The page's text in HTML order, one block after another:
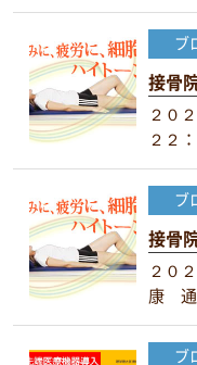
ブ
接骨
２０
２２
ブ
接骨
２０
康
ブ